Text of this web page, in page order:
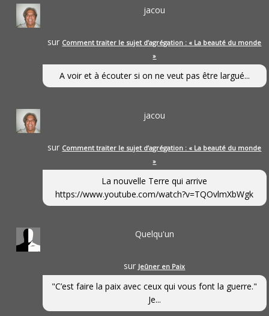
jacou
sur Comment traiter le sujet d’agrégation : « La beauté du monde
»
A voir et à écouter si on ne veut pas être largué...
jacou
sur Comment traiter le sujet d’agrégation : « La beauté du monde
»
La nouvelle Terre qui arrive
https://www.youtube.com/watch?v=TQOvlmXbWgk
Quelqu'un
sur Jeûner en Paix
"C’est faire la paix avec ceux qui vous font la guerre."
Je...